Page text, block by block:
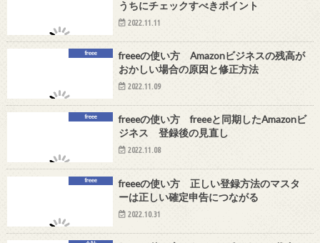
うちにチェックすべきポイント
2022.11.11
freee
freeeの使い方 Amazonビジネスの残高が
おかしい場合の原因と修正方法
2022.11.09
freee
freeeの使い方 freeeと同期したAmazonビ
ジネス 登録後の見直し
2022.11.08
freee
freeeの使い方 正しい登録方法のマスタ
ーは正しい確定申告につながる
2022.10.31